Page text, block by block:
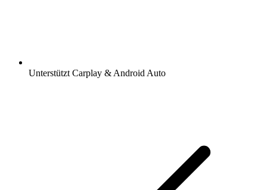
Unterstützt Carplay & Android Auto